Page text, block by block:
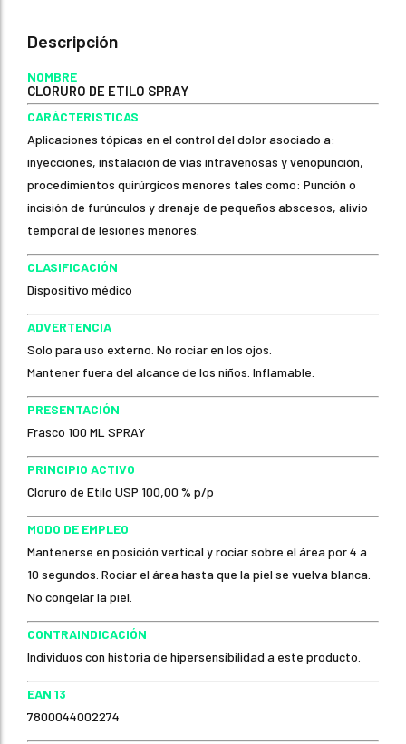
Descripción
NOMBRE
CLORURO DE ETILO SPRAY
CARÁCTERISTICAS
Aplicaciones tópicas en el control del dolor asociado a:
inyecciones, instalación de vías intravenosas y venopunción,
procedimientos quirúrgicos menores tales como: Punción o
incisión de furúnculos y drenaje de pequeños abscesos, alivio
temporal de lesiones menores.
CLASIFICACIÓN
Dispositivo médico
ADVERTENCIA
Solo para uso externo. No rociar en los ojos.
Mantener fuera del alcance de los niños. Inflamable.
PRESENTACIÓN
Frasco 100 ML SPRAY
PRINCIPIO ACTIVO
Cloruro de Etilo USP 100,00 % p/p
MODO DE EMPLEO
Mantenerse en posición vertical y rociar sobre el área por 4 a
10 segundos. Rociar el área hasta que la piel se vuelva blanca.
No congelar la piel.
CONTRAINDICACIÓN
Individuos con historia de hipersensibilidad a este producto.
EAN 13
7800044002274